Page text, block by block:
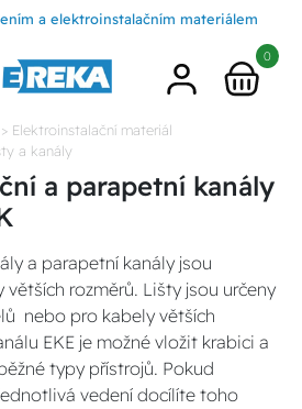
a elektroinstalačním materiálem
0
> Elektroinstalační materiál
a kanály
a parapetní kanály
a parapetní kanály jsou
rozměrů. Lišty jsou určeny
nebo pro kabely větších
EKE je možné vložit krabici a
typy přístrojů. Pokud
vedení docílíte toho